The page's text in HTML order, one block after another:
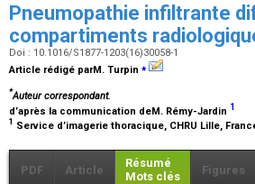
Pneumopathie infiltrante
compartiments
Doi : 10.1016/S1877-1203(16)30058-1
Article rédigé parM. Turpin ⁎
*Auteur correspondant.
d’après la communication deM. Rémy-Jardin 1
1 Service d’imagerie thoracique, CHRU Lille,
PDF Article
Résumé
Mots clés
Figures